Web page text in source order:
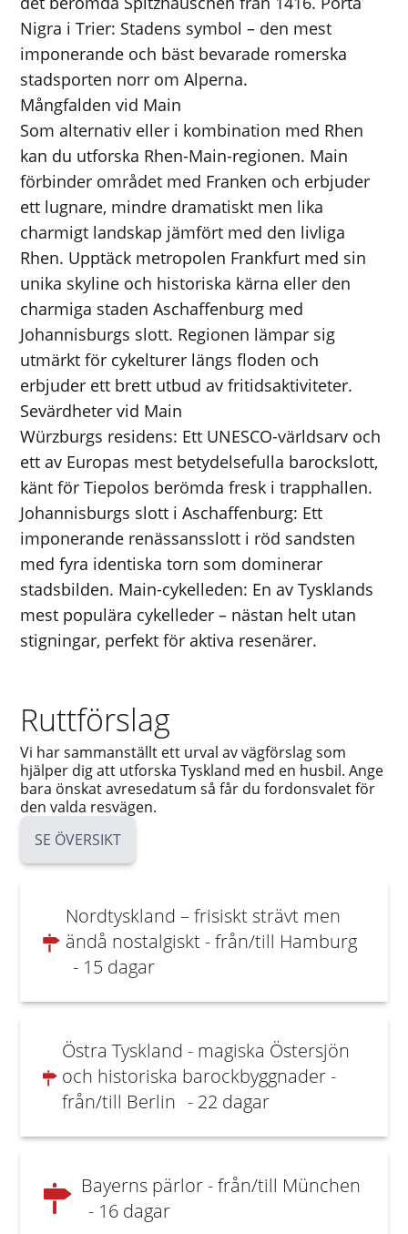
Nigra i Trier: Stadens symbol – den mest
imponerande och bäst bevarade romerska
stadsporten norr om Alperna.
Mångfalden vid Main
Som alternativ eller i kombination med Rhen
kan du utforska Rhen-Main-regionen. Main
förbinder området med Franken och erbjuder
ett lugnare, mindre dramatiskt men lika
charmigt landskap jämfört med den livliga
Rhen. Upptäck metropolen Frankfurt med sin
unika skyline och historiska kärna eller den
charmiga staden Aschaffenburg med
Johannisburgs slott. Regionen lämpar sig
utmärkt för cykelturer längs floden och
erbjuder ett brett utbud av fritidsaktiviteter.
Sevärdheter vid Main
Würzburgs residens: Ett UNESCO-världsarv och
ett av Europas mest betydelsefulla barockslott,
känt för Tiepolos berömda fresk i trapphallen.
Johannisburgs slott i Aschaffenburg: Ett
imponerande renässansslott i röd sandsten
med fyra identiska torn som dominerar
stadsbilden. Main-cykelleden: En av Tysklands
mest populära cykelleder – nästan helt utan
stigningar, perfekt för aktiva resenärer.
Ruttförslag
Vi har sammanställt ett urval av vägförslag som
hjälper dig att utforska Tyskland med en husbil. Ange
bara önskat avresedatum så får du fordonsvalet för
den valda resvägen.
SE ÖVERSIKT
Nordtyskland – frisiskt strävt men
ändå nostalgiskt - från/till Hamburg
- 15 dagar
Östra Tyskland - magiska Östersjön
och historiska barockbyggnader -
från/till Berlin - 22 dagar
Bayerns pärlor - från/till München
- 16 dagar